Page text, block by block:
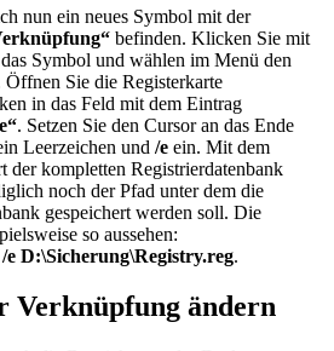
nun ein neues Symbol mit der
befinden. Klicken Sie mit
Symbol und wählen im Menü den
Öffnen Sie die Registerkarte
in das Feld mit dem Eintrag
. Setzen Sie den Cursor an das Ende
Leerzeichen und /e ein. Mit dem
der kompletten Registrierdatenbank
noch der Pfad unter dem die
gespeichert werden soll. Die
so aussehen:
D:\Sicherung\Registry.reg.
Verknüpfung ändern